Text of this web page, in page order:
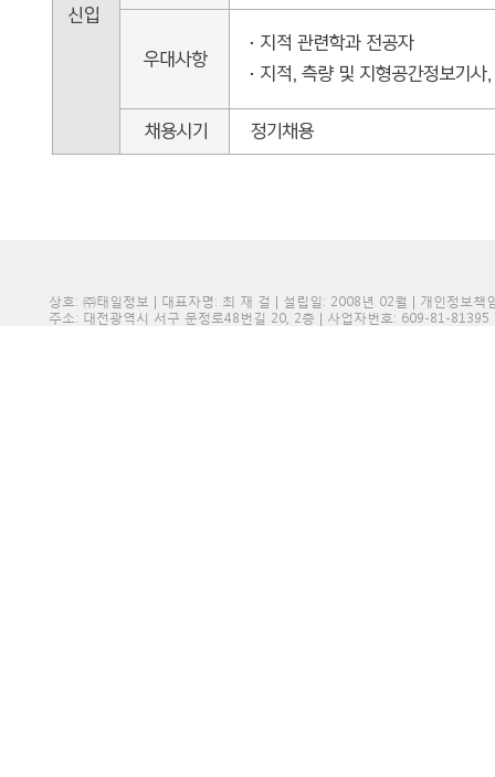
상호: ㈜태일정보 | 대표자명: 최 재 걸 | 설립일: 2008년 02월 | 개인정보책
주소: 대전광역시 서구 문정로48번길 20, 2층 | 사업자번호: 609-81-